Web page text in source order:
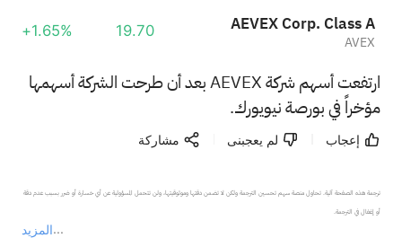
AEVEX Corp. Class A
AVEX
19.70
+1.65%
ارتفعت أسهم شركة AEVEX بعد أن طرحت الشركة أسهمها
مؤخراً في بورصة نيويورك.
إعجاب لم يعجبنى مشاركة
المزيد
ترجمة هذه الصفحة آلية. تحاول منصة سهم تحسين الترجمة ولكن لا تضمن دقتها وموثوقيتها، ولن تتحمل المسؤولية عن أي خسارة أو ضرر بسبب عدم دقة
أو إغفال في الترجمة.